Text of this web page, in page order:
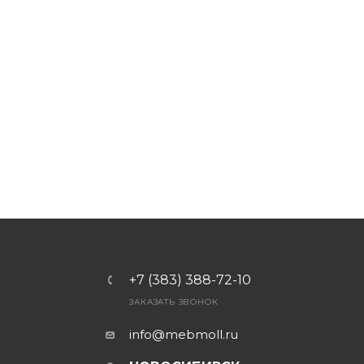
+7 (383) 388-72-10
ЗАКАЗАТЬ ЗВОНОК
info@mebmoll.ru